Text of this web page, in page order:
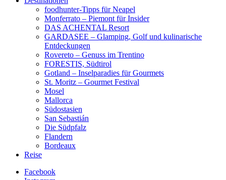
foodhunter-Tipps für Neapel
Monferrato – Piemont für Insider
DAS ACHENTAL Resort
GARDASEE – Glamping, Golf und kulinarische
Entdeckungen
Rovereto – Genuss im Trentino
FORESTIS, Südtirol
Gotland – Inselparadies für Gourmets
St. Moritz – Gourmet Festival
Mosel
Mallorca
Südostasien
San Sebastián
Die Südpfalz
Flandern
Bordeaux
Reise
Facebook